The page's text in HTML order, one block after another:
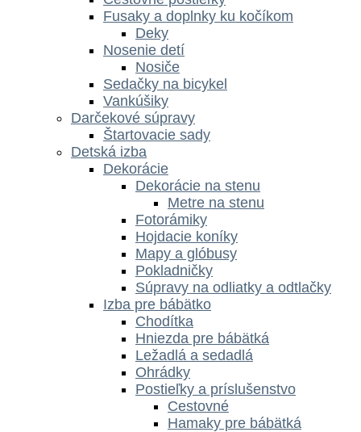
Fusaky a doplnky ku kočíkom
Deky
Nosenie detí
Nosiče
Sedačky na bicykel
Vankúšiky
Darčekové súpravy
Štartovacie sady
Detská izba
Dekorácie
Dekorácie na stenu
Metre na stenu
Fotorámiky
Hojdacie koníky
Mapy a glóbusy
Pokladničky
Súpravy na odliatky a odtlačky
Izba pre bábätko
Chodítka
Hniezda pre bábätká
Ležadlá a sedadlá
Ohrádky
Postieľky a príslušenstvo
Cestovné
Hamaky pre bábätká